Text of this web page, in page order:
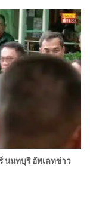
นนทบุรี อัพเดทข่าว